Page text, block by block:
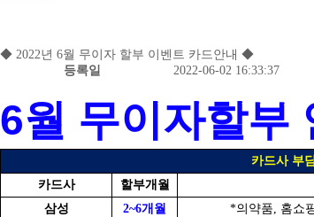
◆ 2022년 6월 무이자 할부 이벤트 카드안내 ◆
등록일
2022-06-02 16:33:37
6월 무이자할부
카드사 부
카드사
할부개월
삼성
2~6개월 *의약품, 홈쇼